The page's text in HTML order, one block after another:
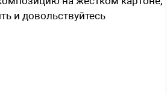
и довольствуйтесь